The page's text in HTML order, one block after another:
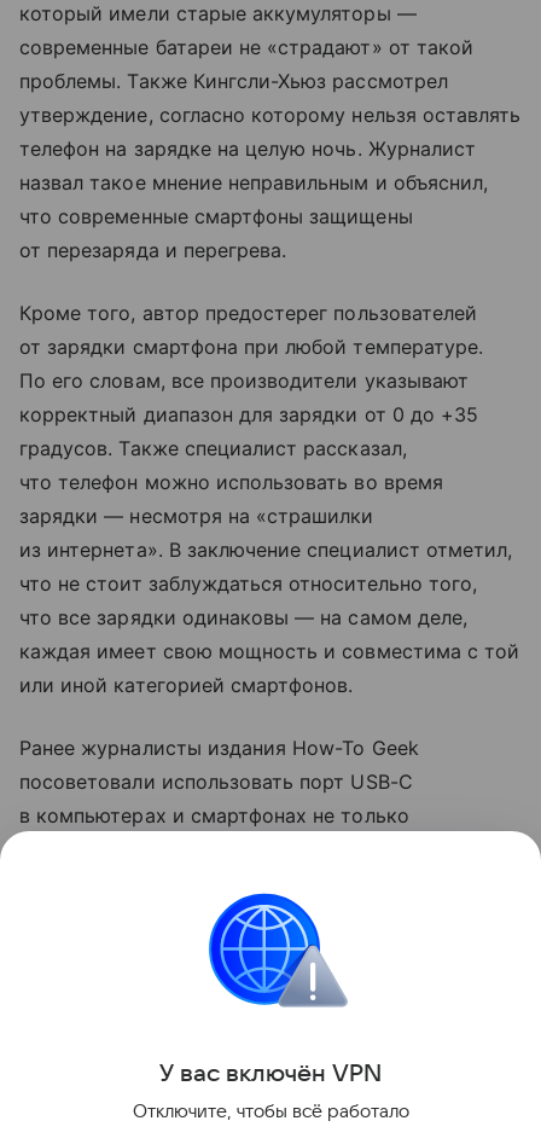
который имели старые аккумуляторы —
современные батареи не «страдают» от такой
проблемы. Также Кингсли-Хьюз рассмотрел
утверждение, согласно которому нельзя оставлять
телефон на зарядке на целую ночь. Журналист
назвал такое мнение неправильным и объяснил,
что современные смартфоны защищены
от перезаряда и перегрева.
Кроме того, автор предостерег пользователей
от зарядки смартфона при любой температуре.
По его словам, все производители указывают
корректный диапазон для зарядки от 0 до +35
градусов. Также специалист рассказал,
что телефон можно использовать во время
зарядки — несмотря на «страшилки
из интернета». В заключение специалист отметил,
что не стоит заблуждаться относительно того,
что все зарядки одинаковы — на самом деле,
каждая имеет свою мощность и совместима с той
или иной категорией смартфонов.
Ранее журналисты издания How-To Geek
посоветовали использовать порт USB-C
в компьютерах и смартфонах не только
скорости и подключаться к мониторам.
Поделиться
У вас включён VPN
Отключите, чтобы всё работало